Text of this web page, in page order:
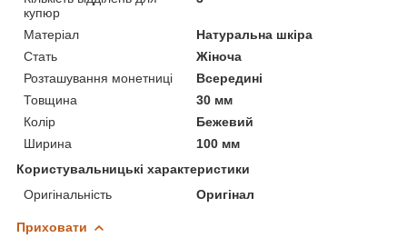
купюр
Матеріал
Натуральна шкіра
Стать
Жіноча
Розташування монетниці
Всередині
Товщина
30 мм
Колір
Бежевий
Ширина
100 мм
Користувальницькі характеристики
Оригінальність
Оригінал
Приховати